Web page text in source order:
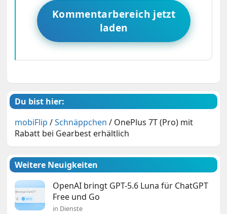
Kommentarbereich jetzt
laden
Du bist hier:
mobiFlip /Schnäppchen / OnePlus 7T (Pro) mit
Rabatt bei Gearbest erhältlich
Weitere Neuigkeiten
OpenAI bringt GPT-5.6 Luna für ChatGPT
Free und Go
in Dienste